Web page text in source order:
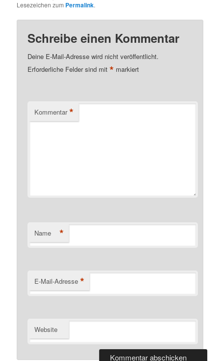
Lesezeichen zum Permalink.
Schreibe einen Kommentar
Deine E-Mail-Adresse wird nicht veröffentlicht.
Erforderliche Felder sind mit* markiert
Kommentar *
Name *
E-Mail-Adresse *
Website